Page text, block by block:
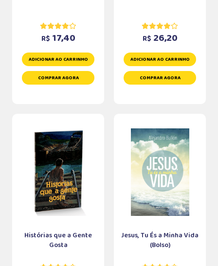
R$ 17,40
ADICIONAR AO CARRINHO
COMPRAR AGORA
R$ 26,20
ADICIONAR AO CARRINHO
COMPRAR AGORA
Histórias que a Gente
Gosta
Jesus, Tu És a Minha Vida
(Bolso)